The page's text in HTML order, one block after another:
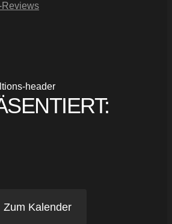
Reviews
Zum Kalender